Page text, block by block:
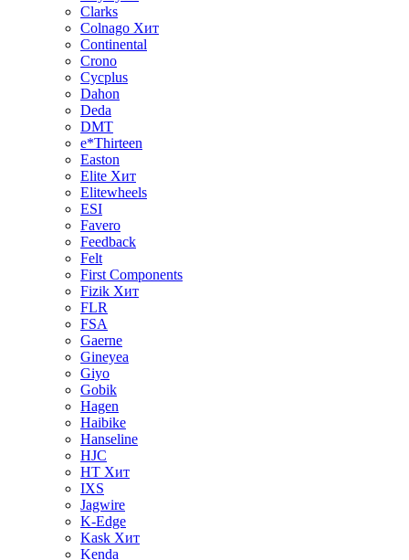
Clarks
Colnago Хит
Continental
Crono
Cycplus
Dahon
Deda
DMT
e*Thirteen
Easton
Elite Хит
Elitewheels
ESI
Favero
Feedback
Felt
First Components
Fizik Хит
FLR
FSA
Gaerne
Gineyea
Giyo
Gobik
Hagen
Haibike
Hanseline
HJC
HT Хит
IXS
Jagwire
K-Edge
Kask Хит
Kenda